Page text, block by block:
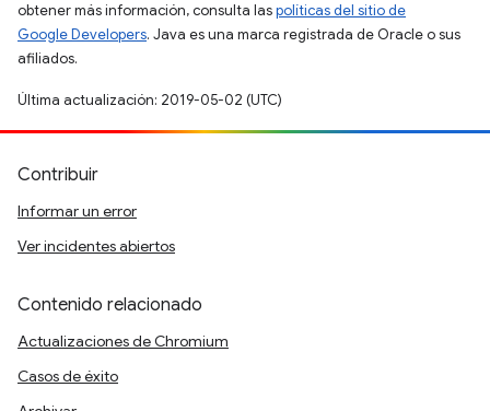
obtener más información, consulta laspolíticas del sitio de
Google Developers. Java es una marca registrada de Oracle o sus
afiliados.
Última actualización: 2019-05-02 (UTC)
Contribuir
Informar un error
Ver incidentes abiertos
Contenido relacionado
Actualizaciones de Chromium
Casos de éxito